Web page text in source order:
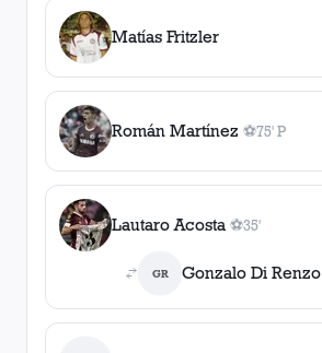
Matías Fritzler
Román Martínez ⚽
1gol , 75' P
75' P
Lautaro Acosta ⚽
1gol
35'
GR Gonzalo Di Renzo